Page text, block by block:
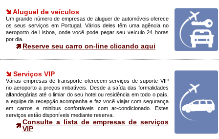
Aluguel de veículos
Um grande número de empresas de aluguer de automóveis oferece
os seus serviços em Portugal. Vários deles têm uma agência no
aeroporto de Lisboa, onde você pode pegar seu veículo 24 horas
por dia.
Reserve seu carro on-line clicando aqui
Serviços VIP
Várias empresas de transporte oferecem serviços de suporte VIP
no aeroporto a preços imbatíveis. Desde a saída das formalidades
alfandegárias até o limiar do seu hotel ou residência em todo o país,
a equipe da recepção acompanha e faz você viajar com segurança
em carros e minibus confortáveis com ar-condicionado. Estes
serviços estão disponíveis mediante reserva.
Consulte a lista de empresas de serviços
VIP